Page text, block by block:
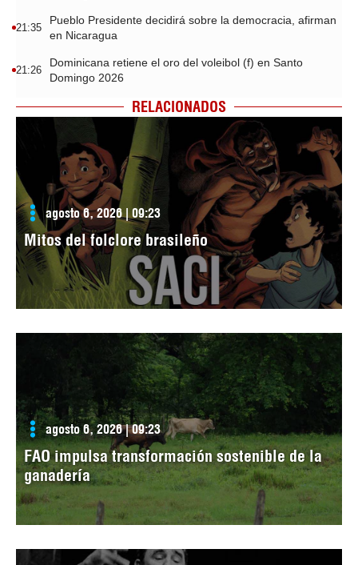
21:35
Pueblo Presidente decidirá sobre la democracia, afirman
en Nicaragua
21:26
Dominicana retiene el oro del voleibol (f) en Santo
Domingo 2026
RELACIONADOS
agosto 6, 2026 | 09:23
Mitos del folclore brasileño
agosto 6, 2026 | 09:23
FAO impulsa transformación sostenible de la
ganadería